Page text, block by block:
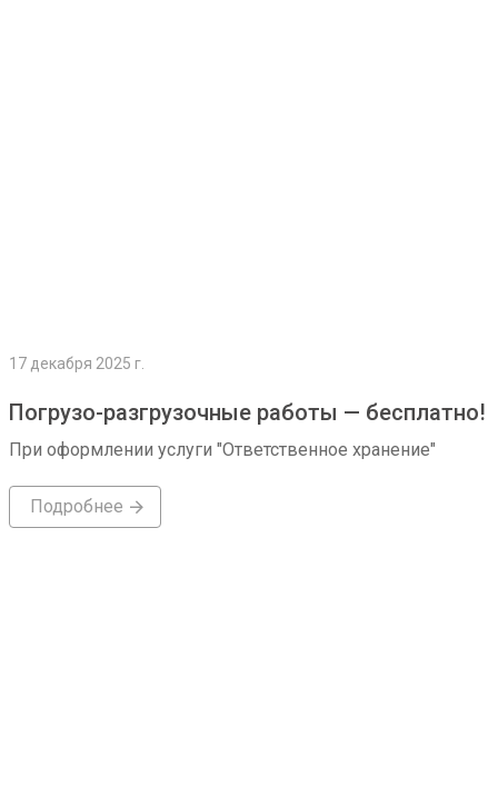
17 декабря 2025 г.
Погрузо-разгрузочные работы — бесплатно!
При оформлении услуги "Ответственное хранение"
Подробнее